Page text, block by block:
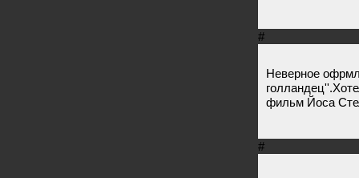
#
Неверное
фильм Йоса
#